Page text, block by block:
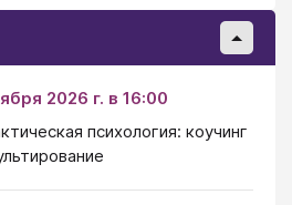
2026 г. в 16:00
психология: коучинг